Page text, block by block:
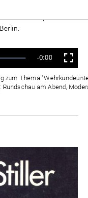
Pieck" im
Verbleibende
Zeit
-0:00 Vollbild
zum Thema
am Abend,